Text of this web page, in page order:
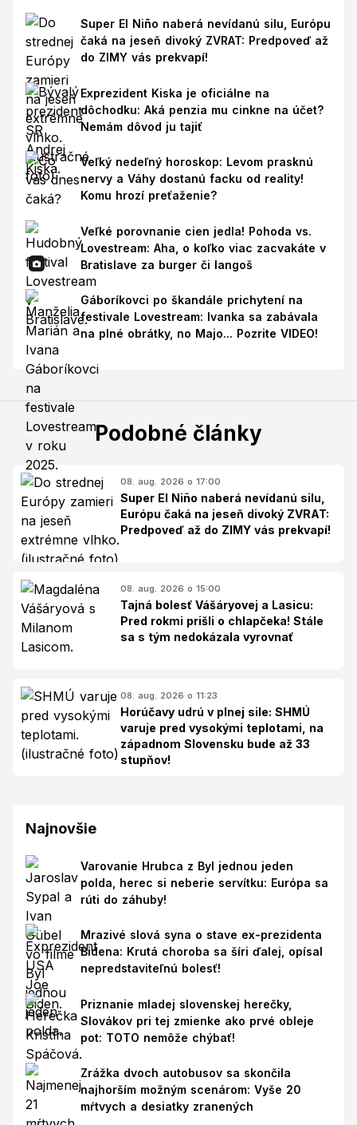
Super El Niño naberá nevídanú silu, Európu
čaká na jeseň divoký ZVRAT: Predpoveď až
do ZIMY vás prekvapí!
Exprezident Kiska je oficiálne na
dôchodku: Aká penzia mu cinkne na účet?
Nemám dôvod ju tajiť
Veľký nedeľný horoskop: Levom prasknú
nervy a Váhy dostanú facku od reality!
Komu hrozí preťaženie?
Veľké porovnanie cien jedla! Pohoda vs.
Lovestream: Aha, o koľko viac zacvakáte v
Bratislave za burger či langoš
Gáboríkovci po škandále prichytení na
festivale Lovestream: Ivanka sa zabávala
na plné obrátky, no Majo... Pozrite VIDEO!
Podobné články
08. aug. 2026 o 17:00
Super El Niño naberá nevídanú silu,
Európu čaká na jeseň divoký ZVRAT:
Predpoveď až do ZIMY vás prekvapí!
08. aug. 2026 o 15:00
Tajná bolesť Vášáryovej a Lasicu:
Pred rokmi prišli o chlapčeka! Stále
sa s tým nedokázala vyrovnať
08. aug. 2026 o 11:23
Horúčavy udrú v plnej sile: SHMÚ
varuje pred vysokými teplotami, na
západnom Slovensku bude až 33
stupňov!
Najnovšie
Varovanie Hrubca z Byl jednou jeden
polda, herec si neberie servítku: Európa sa
rúti do záhuby!
Mrazivé slová syna o stave ex-prezidenta
Bidena: Krutá choroba sa šíri ďalej, opísal
nepredstaviteľnú bolesť!
Priznanie mladej slovenskej herečky,
Slovákov pri tej zmienke ako prvé obleje
pot: TOTO nemôže chýbať!
Zrážka dvoch autobusov sa skončila
najhorším možným scenárom: Vyše 20
mŕtvych a desiatky zranených